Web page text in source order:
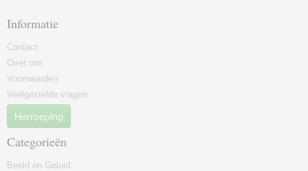
Informatie
Contact
Over ons
Voorwaarden
Veelgestelde vragen
Herroeping
Categorieën
Beeld en Geluid